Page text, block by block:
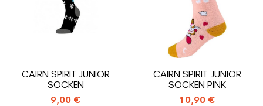
Benutzer - Konfigurator
Type de produit
Gebrauchte Skischuh junior
CAIRN SPIRIT JUNIOR
SOCKEN
9,00 €
CAIRN SPIRIT JUNIOR
SOCKEN PINK
10,90 €